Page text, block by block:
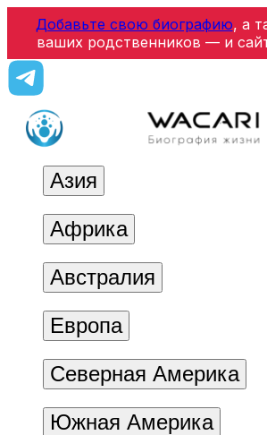
Добавьте свою биографию, а
ваших родственников — и
Азия
Африка
Австралия
Европа
Северная Америка
Южная Америка